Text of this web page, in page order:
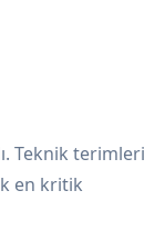
Teknik terimleri
en kritik